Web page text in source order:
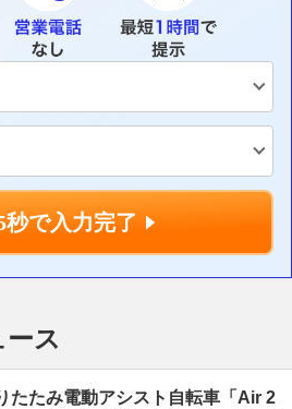
秒で入力完了
ス
たたみ電動アシスト自転車「Air 2